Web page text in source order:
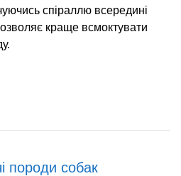
спіраллю всередині
краще всмоктувати
породи собак